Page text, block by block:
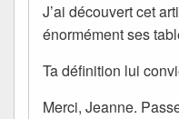
J’ai découvert cet
énormément ses
Ta définition lui
Merci, Jeanne.